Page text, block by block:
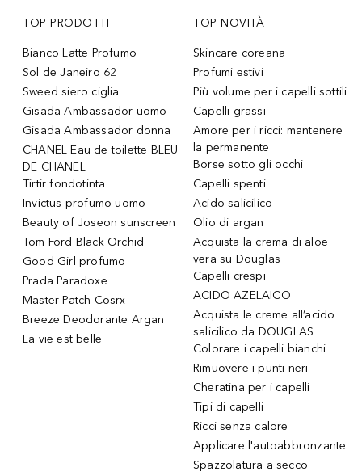
TOP PRODOTTI
Bianco Latte Profumo
Sol de Janeiro 62
Sweed siero ciglia
Gisada Ambassador uomo
Gisada Ambassador donna
CHANEL Eau de toilette BLEU
DE CHANEL
Tirtir fondotinta
Invictus profumo uomo
Beauty of Joseon sunscreen
Tom Ford Black Orchid
Good Girl profumo
Prada Paradoxe
Master Patch Cosrx
Breeze Deodorante Argan
La vie est belle
TOP NOVITÀ
Skincare coreana
Profumi estivi
Più volume per i capelli sottili
Capelli grassi
Amore per i ricci: mantenere
la permanente
Borse sotto gli occhi
Capelli spenti
Acido salicilico
Olio di argan
Acquista la crema di aloe
vera su Douglas
Capelli crespi
ACIDO AZELAICO
Acquista le creme all’acido
salicilico da DOUGLAS
Colorare i capelli bianchi
Rimuovere i punti neri
Cheratina per i capelli
Tipi di capelli
Ricci senza calore
Applicare l'autoabbronzante
Spazzolatura a secco